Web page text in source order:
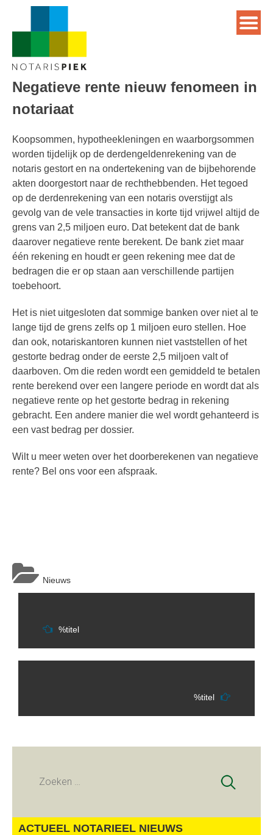
Negatieve rente nieuw fenomeen in
notariaat
Koopsommen, hypotheekleningen en waarborgsommen
worden tijdelijk op de derdengeldenrekening van de
notaris gestort en na ondertekening van de bijbehorende
akten doorgestort naar de rechthebbenden. Het tegoed
op de derdenrekening van een notaris overstijgt als
gevolg van de vele transacties in korte tijd vrijwel altijd de
grens van 2,5 miljoen euro. Dat betekent dat de bank
daarover negatieve rente berekent. De bank ziet maar
één rekening en houdt er geen rekening mee dat de
bedragen die er op staan aan verschillende partijen
toebehoort.
Het is niet uitgesloten dat sommige banken over niet al te
lange tijd de grens zelfs op 1 miljoen euro stellen. Hoe
dan ook, notariskantoren kunnen niet vaststellen of het
gestorte bedrag onder de eerste 2,5 miljoen valt of
daarboven. Om die reden wordt een gemiddeld te betalen
rente berekend over een langere periode en wordt dat als
negatieve rente op het gestorte bedrag in rekening
gebracht. Een andere manier die wel wordt gehanteerd is
een vast bedrag per dossier.
Wilt u meer weten over het doorberekenen van negatieve
rente? Bel ons voor een afspraak.
Nieuws
Berichtnavigatie
%titel
%titel
Zoeken
ACTUEEL NOTARIEEL NIEUWS